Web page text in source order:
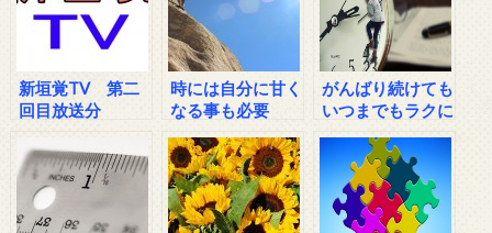
新垣覚TV 第二
回目放送分
時には自分に甘く
なる事も必要
がんばり続けても
いつまでもラクに
ぜ？？